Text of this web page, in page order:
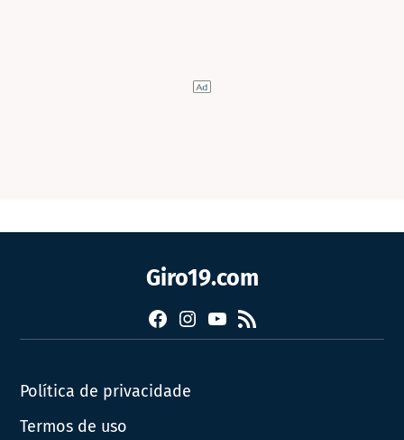
Giro19.com
Facebook
Instagram
YouTube
RSS
Política de privacidade
Termos de uso